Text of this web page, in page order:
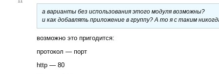
а варианты без использования этого модуля возможны?
и как добавлять приложение в группу? А то я с таким
возможно это пригодится:
протокол — порт
http — 80